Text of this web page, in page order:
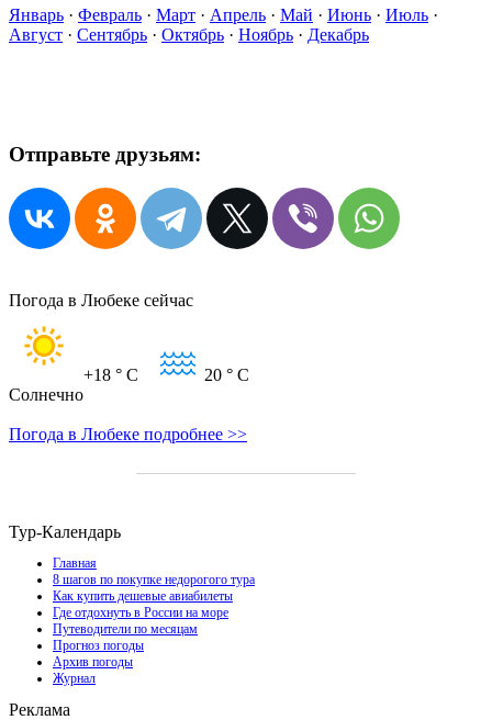
Январь · Февраль · Март · Апрель · Май · Июнь · Июль ·
Август · Сентябрь · Октябрь · Ноябрь · Декабрь
Отправьте друзьям:
Погода в Любеке сейчас
+18 ° C 20 ° C
Солнечно
Погода в Любеке подробнее >>
Тур-Календарь
Главная
8 шагов по покупке недорогого тура
Как купить дешевые авиабилеты
Где отдохнуть в России на море
Путеводители по месяцам
Прогноз погоды
Архив погоды
Журнал
Реклама